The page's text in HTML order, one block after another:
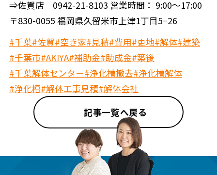
⇒佐賀店 0942-21-8103 営業時間： 9:00～17:00
〒830-0055 福岡県久留米市上津1丁目5−26
#千葉#佐賀#空き家#見積#費用#更地#解体#建築
#千葉市#AKIYA#補助金#助成金#築後
#千葉解体センター#浄化槽撤去#浄化槽解体
#浄化槽#解体工事見積#解体会社
記事一覧へ戻る